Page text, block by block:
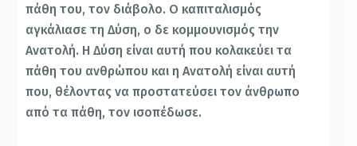
πάθη του, τον διάβολο. Ο καπιταλισμός
αγκάλιασε τη Δύση, ο δε κομμουνισμός την
Ανατολή. Η Δύση είναι αυτή που κολακεύει τα
πάθη του ανθρώπου και η Ανατολή είναι αυτή
που, θέλοντας να προστατεύσει τον άνθρωπο
από τα πάθη, τον ισοπέδωσε.